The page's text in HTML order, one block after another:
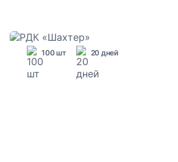
100 шт 20 дней